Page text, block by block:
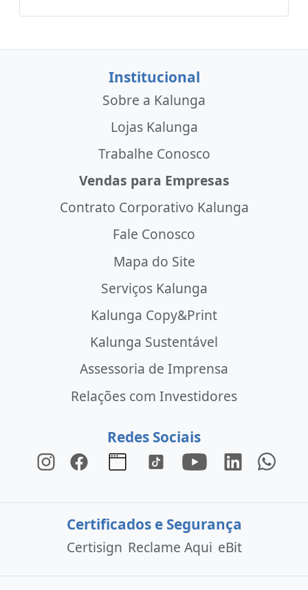
Institucional
Sobre a Kalunga
Lojas Kalunga
Trabalhe Conosco
Vendas para Empresas
Contrato Corporativo Kalunga
Fale Conosco
Mapa do Site
Serviços Kalunga
Kalunga Copy&Print
Kalunga Sustentável
Assessoria de Imprensa
Relações com Investidores
Redes Sociais
Certificados e Segurança
Certisign Reclame Aqui eBit